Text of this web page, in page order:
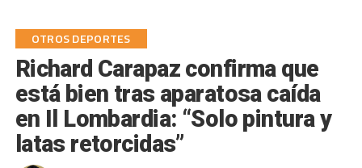
OTROS DEPORTES
Richard Carapaz confirma que
está bien tras aparatosa caída
en Il Lombardia: “Solo pintura y
latas retorcidas”